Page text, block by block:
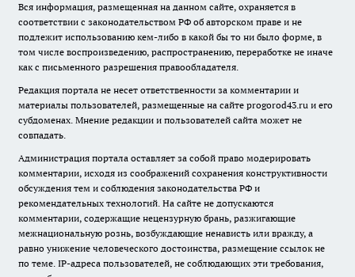
Вся информация, размещенная на данном сайте, охраняется в
соответствии с законодательством РФ об авторском праве и не
подлежит использованию кем-либо в какой бы то ни было форме, в
том числе воспроизведению, распространению, переработке не иначе
как с письменного разрешения правообладателя.
Редакция портала не несет ответственности за комментарии и
материалы пользователей, размещенные на сайте progorod43.ru и его
субдоменах. Мнение редакции и пользователей сайта может не
совпадать.
Администрация портала оставляет за собой право модерировать
комментарии, исходя из соображений сохранения конструктивности
обсуждения тем и соблюдения законодательства РФ и
рекомендательных технологий. На сайте не допускаются
комментарии, содержащие нецензурную брань, разжигающие
межнациональную рознь, возбуждающие ненависть или вражду, а
равно унижение человеческого достоинства, размещение ссылок не
по теме. IP-адреса пользователей, не соблюдающих эти требования,